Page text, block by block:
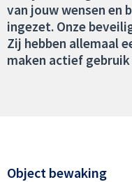
van jouw wensen en
ingezet. Onze
Zij hebben allemaal
maken actief
Object bewaking